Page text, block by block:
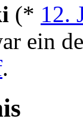
(* 12.
ein
.